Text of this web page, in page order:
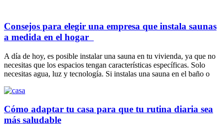
Consejos para elegir una empresa que instala saunas
a medida en el hogar
A día de hoy, es posible instalar una sauna en tu vivienda, ya que no
necesitas que los espacios tengan características específicas. Solo
necesitas agua, luz y tecnología. Si instalas una sauna en el baño o
Cómo adaptar tu casa para que tu rutina diaria sea
más saludable